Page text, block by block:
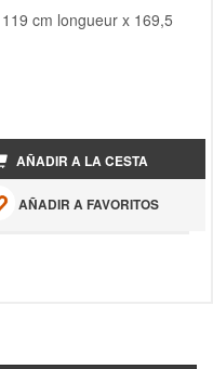
cm longueur x 169,5
AÑADIR A LA CESTA
AÑADIR A FAVORITOS